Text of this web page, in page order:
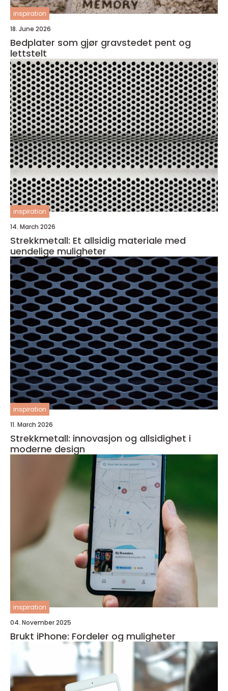
inspiration
18. June 2026
Bedplater som gjør gravstedet pent og
lettstelt
inspiration
14. March 2026
Strekkmetall: Et allsidig materiale med
uendelige muligheter
inspiration
11. March 2026
Strekkmetall: innovasjon og allsidighet i
moderne design
inspiration
04. November 2025
Brukt iPhone: Fordeler og muligheter